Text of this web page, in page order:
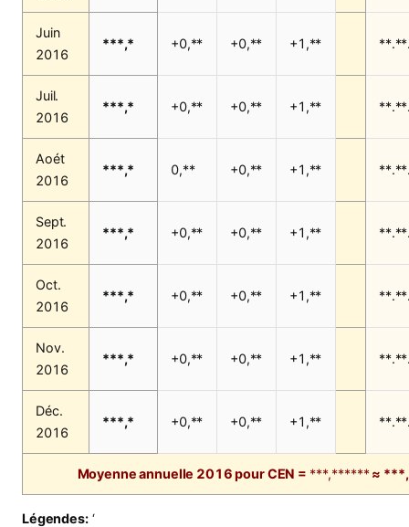
Juin
2016
***,* +0,** +0,** +1,**
Juil.
2016
***,* +0,** +0,** +1,**
Aoét
2016
***,* 0,** +0,** +1,**
Sept.
2016
***,* +0,** +0,** +1,**
Oct.
2016
***,* +0,** +0,** +1,**
Nov.
2016
***,* +0,** +0,** +1,**
Déc.
2016
***,* +0,** +0,** +1,**
Moyenne annuelle 2016 pour CEN = ***,******≈
Légendes:‘